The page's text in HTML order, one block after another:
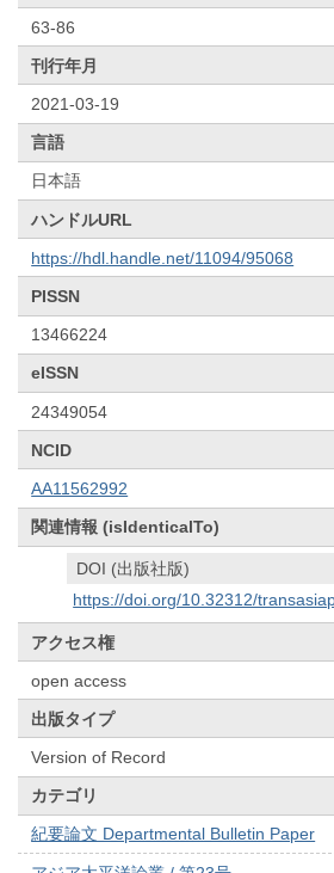
63-86
刊行年月
2021-03-19
言語
日本語
ハンドルURL
https://hdl.handle.net/11094/95068
PISSN
13466224
eISSN
24349054
NCID
AA11562992
関連情報 (isIdenticalTo)
DOI (出版社版)
https://doi.org/10.32312/
アクセス権
open access
出版タイプ
Version of Record
カテゴリ
紀要論文 Departmental Bulletin Paper